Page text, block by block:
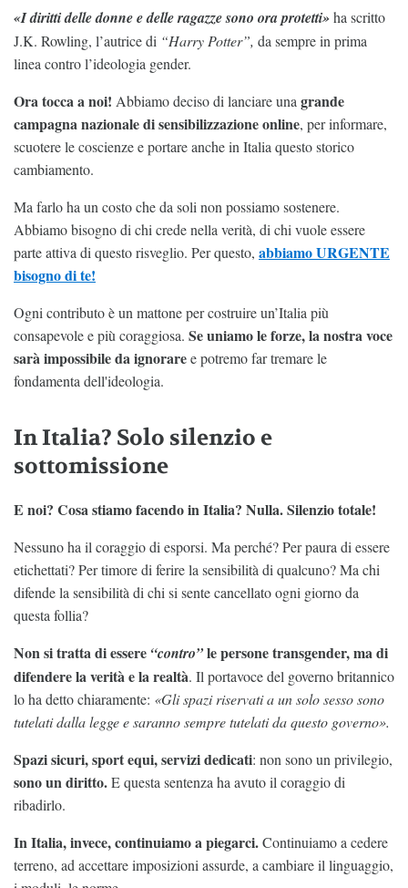
«I diritti delle donne e delle ragazze sono ora protetti»ha scritto
J.K. Rowling, l’autrice di “Harry Potter”, da sempre in prima
linea contro l’ideologia gender.
Ora tocca a noi! Abbiamo deciso di lanciare una grande
campagna nazionale di sensibilizzazione online, per informare,
scuotere le coscienze e portare anche in Italia questo storico
cambiamento.
Ma farlo ha un costo che da soli non possiamo sostenere.
Abbiamo bisogno di chi crede nella verità, di chi vuole essere
parte attiva di questo risveglio. Per questo, abbiamo URGENTE
bisogno di te!
Ogni contributo è un mattone per costruire un’Italia più
consapevole e più coraggiosa. Se uniamo le forze, la nostra voce
sarà impossibile da ignoraree potremo far tremare le
fondamenta dell'ideologia.
In Italia? Solo silenzio e
sottomissione
E noi? Cosa stiamo facendo in Italia? Nulla. Silenzio totale!
Nessuno ha il coraggio di esporsi. Ma perché? Per paura di essere
etichettati? Per timore di ferire la sensibilità di qualcuno? Ma chi
difende la sensibilità di chi si sente cancellato ogni giorno da
questa follia?
Non si tratta di essere “contro”le persone transgender, ma di
difendere la verità e la realtà. Il portavoce del governo britannico
lo ha detto chiaramente: «Gli spazi riservati a un solo sesso sono
tutelati dalla legge e saranno sempre tutelati da questo governo».
Spazi sicuri, sport equi, servizi dedicati: non sono un privilegio,
sono un diritto.E questa sentenza ha avuto il coraggio di
ribadirlo.
In Italia, invece, continuiamo a piegarci.Continuiamo a cedere
terreno, ad accettare imposizioni assurde, a cambiare il linguaggio,